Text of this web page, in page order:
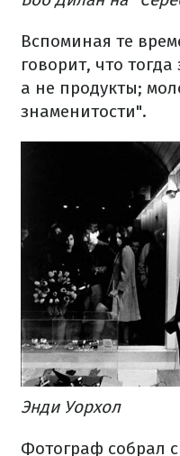
Вспоминая те
говорит, что
а не продукты;
знаменитости".
Энди Уорхол
Фотограф собрал